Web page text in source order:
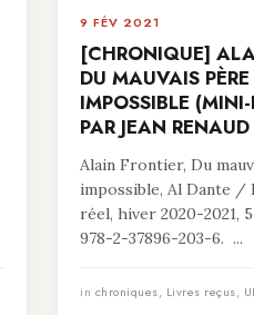
9 FÉV 2021
[CHRONIQUE]
DU MAUVAIS
IMPOSSIBLE
PAR JEAN RENAUD
Alain Frontier, Du
impossible, Al Dante /
réel, hiver 2020-2021,
978-2-37896-203-6. ...
in chroniques, Livres reçus,